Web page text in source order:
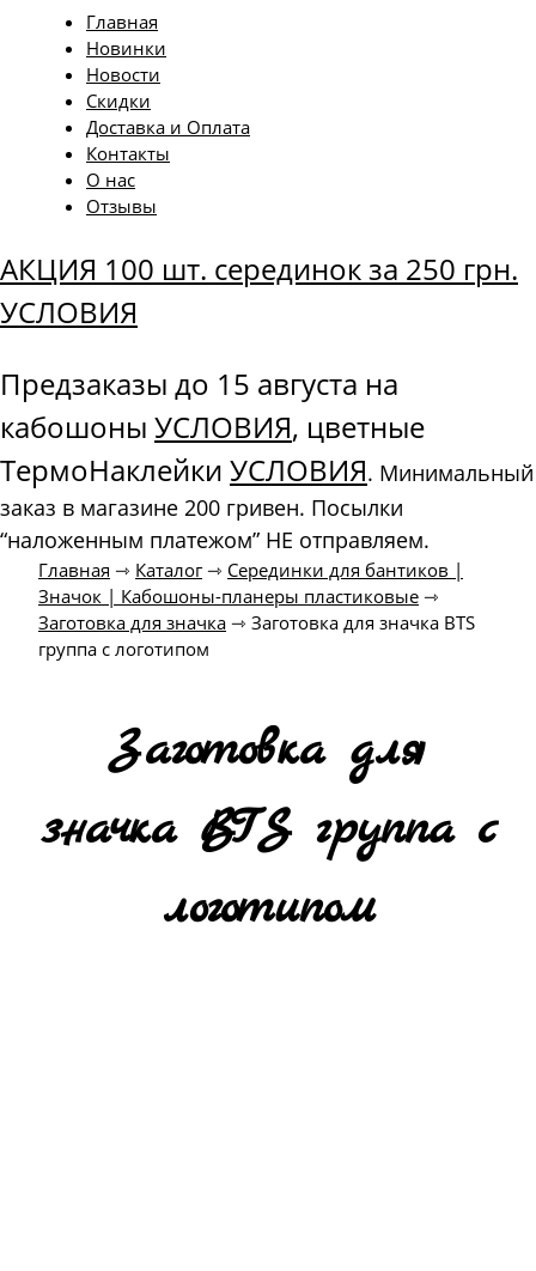
Главная
Новинки
Новости
Скидки
Доставка и Оплата
Контакты
О нас
Отзывы
АКЦИЯ 100 шт. серединок за 250 грн.
УСЛОВИЯ
Предзаказы до 15 августа на
кабошоны УСЛОВИЯ, цветные
ТермоНаклейки УСЛОВИЯ. Минимальный
заказ в магазине 200 гривен. Посылки
“наложенным платежом” НЕ отправляем.
Главная ⇾ Каталог⇾ Серединки для бантиков |
Значок | Кабошоны-планеры пластиковые ⇾
Заготовка для значка ⇾ Заготовка для значка BTS
группа с логотипом
Заготовка для
значка BTS группа с
логотипом